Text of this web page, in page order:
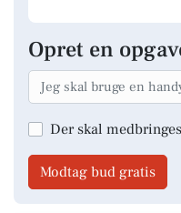
Opret en
Der skal
Modtag bud gratis